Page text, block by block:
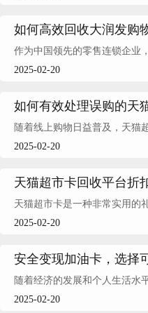
如何高效回收大润发购
作为中国领先的零售连锁企业
2025-02-20
如何有效处理误购的天
随着线上购物日益普及，天猫
2025-02-20
天猫超市卡回收平台折
天猫超市卡是一种非常实用的
2025-02-20
安全变现加油卡，选择
随着经济的发展和个人生活水
2025-02-20